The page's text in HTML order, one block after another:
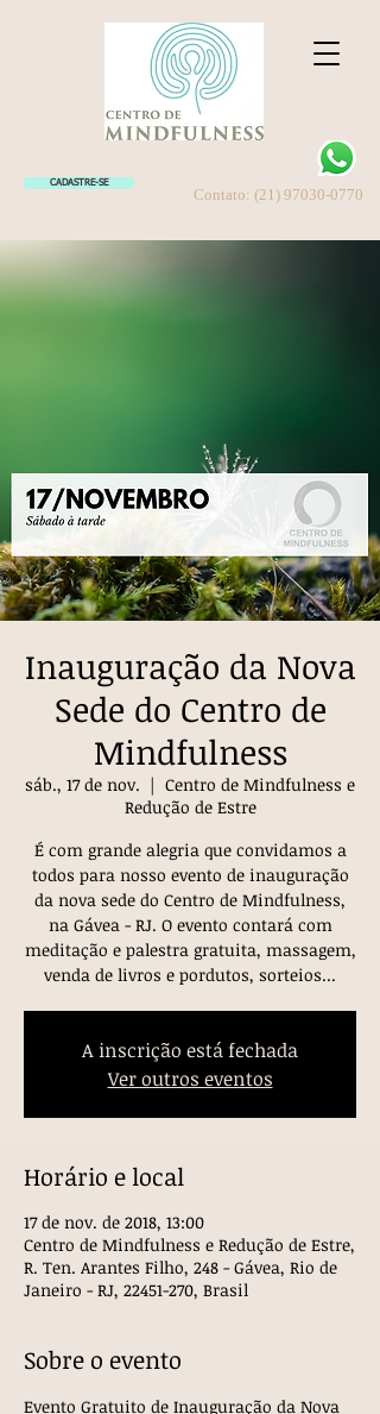
CADASTRE-SE
Contato: (21) 97030-0770
Inauguração da Nova
Sede do Centro de
Mindfulness
sáb., 17 de nov.
  |
Centro de Mindfulness e
Redução de Estre
É com grande alegria que convidamos a
todos para nosso evento de inauguração
da nova sede do Centro de Mindfulness,
na Gávea - RJ. O evento contará com
meditação e palestra gratuita, massagem,
venda de livros e pordutos, sorteios...
A inscrição está fechada
Ver outros eventos
Horário e local
17 de nov. de 2018, 13:00
Centro de Mindfulness e Redução de Estre,
R. Ten. Arantes Filho, 248 - Gávea, Rio de
Janeiro - RJ, 22451-270, Brasil
Sobre o evento
Evento Gratuito de Inauguração da Nova